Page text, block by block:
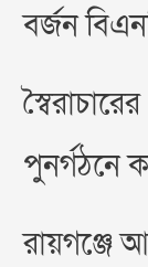
বর্জন
পুনর্গঠনে
রায়গঞ্জে